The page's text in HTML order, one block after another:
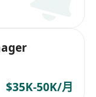
$35K-50K/月